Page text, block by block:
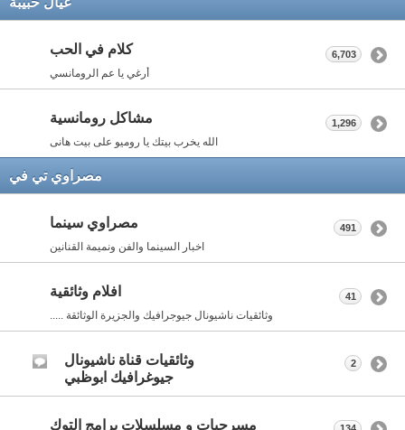
كلام في الحب
أرغي يا عم الرومانسي
6,703
مشاكل رومانسية
الله يخرب بيتك يا روميو على بيت هانى
1,296
مصراوي تي في
مصراوي سينما
اخبار السينما والفن ونميمة القنانين
491
افلام وثائقية
وثائقيات ناشيونال جيوجرافيك والجزيرة الوثائقة .....
41
وثائقيات قناة ناشيونال
جيوغرافيك ابوظبي
2
مسرحيات و مسلسلات برامج التوك